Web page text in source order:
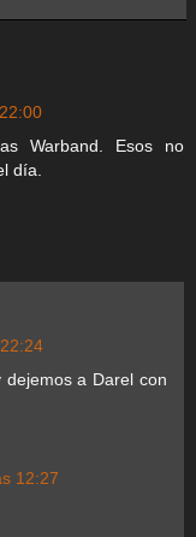
Warband. Esos no
día.
a Darel con
12:27